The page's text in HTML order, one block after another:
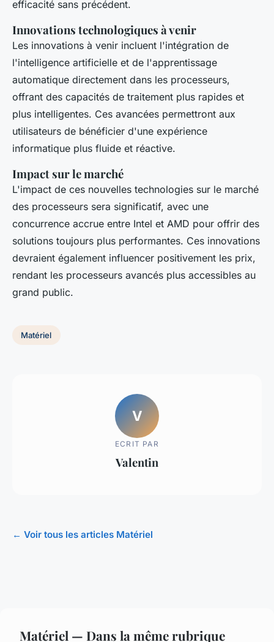
efficacité sans précédent.
Innovations technologiques à venir
Les innovations à venir incluent l'intégration de
l'intelligence artificielle et de l'apprentissage
automatique directement dans les processeurs,
offrant des capacités de traitement plus rapides et
plus intelligentes. Ces avancées permettront aux
utilisateurs de bénéficier d'une expérience
informatique plus fluide et réactive.
Impact sur le marché
L'impact de ces nouvelles technologies sur le marché
des processeurs sera significatif, avec une
concurrence accrue entre Intel et AMD pour offrir des
solutions toujours plus performantes. Ces innovations
devraient également influencer positivement les prix,
rendant les processeurs avancés plus accessibles au
grand public.
Matériel
V
ECRIT PAR
Valentin
← Voir tous les articles Matériel
Matériel — Dans la même rubrique